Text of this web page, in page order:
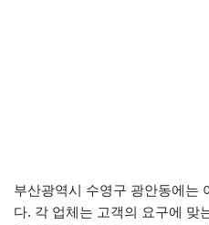
부산광역시 수영구 광안동에는
다. 각 업체는 고객의 요구에 맞